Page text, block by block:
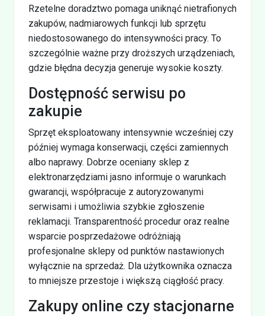
Rzetelne doradztwo pomaga uniknąć nietrafionych
zakupów, nadmiarowych funkcji lub sprzętu
niedostosowanego do intensywności pracy. To
szczególnie ważne przy droższych urządzeniach,
gdzie błędna decyzja generuje wysokie koszty.
Dostępność serwisu po
zakupie
Sprzęt eksploatowany intensywnie wcześniej czy
później wymaga konserwacji, części zamiennych
albo naprawy. Dobrze oceniany sklep z
elektronarzędziami jasno informuje o warunkach
gwarancji, współpracuje z autoryzowanymi
serwisami i umożliwia szybkie zgłoszenie
reklamacji. Transparentność procedur oraz realne
wsparcie posprzedażowe odróżniają
profesjonalne sklepy od punktów nastawionych
wyłącznie na sprzedaż. Dla użytkownika oznacza
to mniejsze przestoje i większą ciągłość pracy.
Zakupy online czy stacjonarne